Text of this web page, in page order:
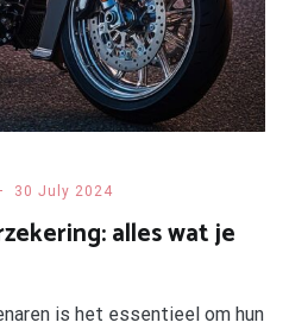
30 July 2024
alles wat je
is het essentieel om hun